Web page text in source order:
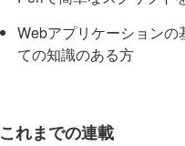
Webアプリケーション
ての知識のある方
これまでの連載